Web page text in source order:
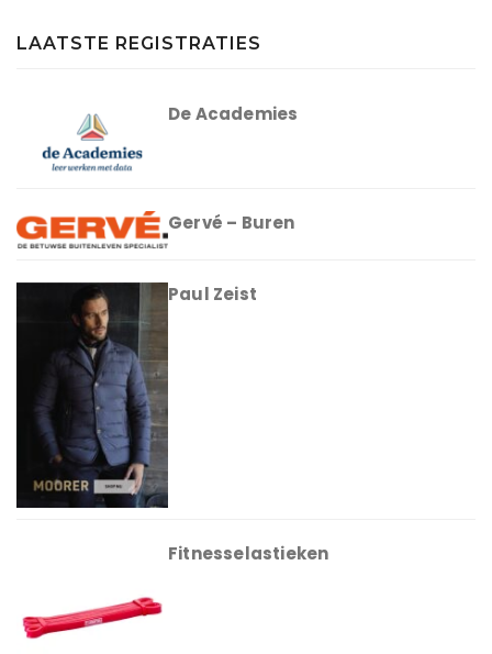
LAATSTE REGISTRATIES
De Academies
Gervé – Buren
Paul Zeist
Fitnesselastieken